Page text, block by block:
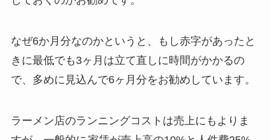
なぜ6か月分なのかというと、もし赤字があったと
きに最低でも3ヶ月は立て直しに時間がかかるの
で、多めに見込んで6ヶ月分をお勧めしています。
ラーメン店のランニングコストは売上にもよりま